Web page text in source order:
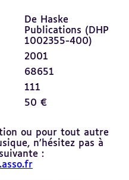
De Haske
Publications (DHP
1002355-400)
2001
68651
111
50 €
ou pour tout autre
n’hésitez pas à
: